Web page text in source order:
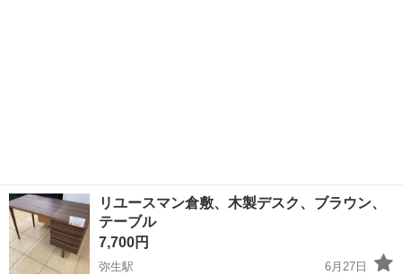
リユースマン倉敷、木製デスク、ブラウン、
テーブル
7,700円
弥生駅
6月27日